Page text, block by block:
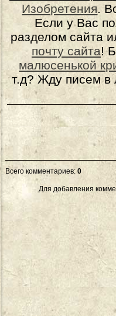
Изобретения.
Если у Вас
разделом сайта
почту сайта!
малюсенькой
т.д? Жду писем в
Всего комментариев: 0
Для добавления